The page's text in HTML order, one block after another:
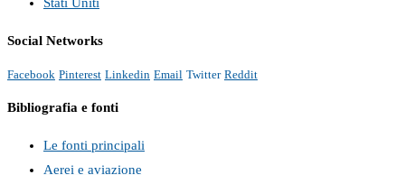
Stati Uniti
Social Networks
Facebook Pinterest Linkedin Email Twitter Reddit
Bibliografia e fonti
Le fonti principali
Aerei e aviazione